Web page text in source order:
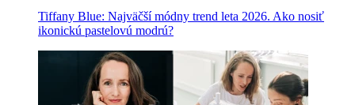
Tiffany Blue: Najväčší módny trend leta 2026. Ako nosiť
ikonickú pastelovú modrú?